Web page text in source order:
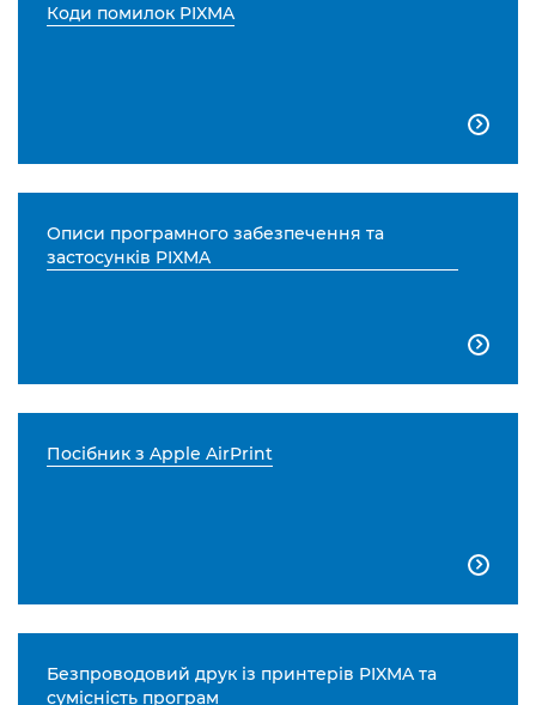
Коди помилок PIXMA

Описи програмного забезпечення та
застосунків PIXMA

Посібник з Apple AirPrint

Безпроводовий друк із принтерів PIXMA та
сумісність програм